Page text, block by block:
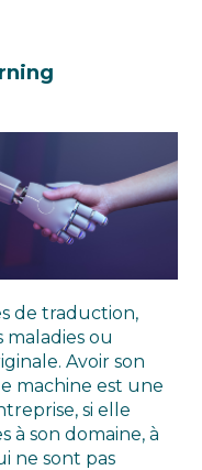
de traduction,
maladies ou
Avoir son
machine est une
si elle
à son domaine, à
ne sont pas